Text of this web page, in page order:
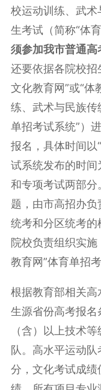
校运动训练、武
生考试（简称“体育
须参加我市普通高
还要依据各院校招
文化教育网”或“体
练、武术与民族传
单招考试系统”）
报名，具体时间以
试系统发布的时
和专项考试两部
题，由市高招办
统考和分区统考
院校负责组织实
教育网”体育单招
根据教育部相关
生源省份高考报名
（含）以上技术
队。高水平运动
分，文化考试成